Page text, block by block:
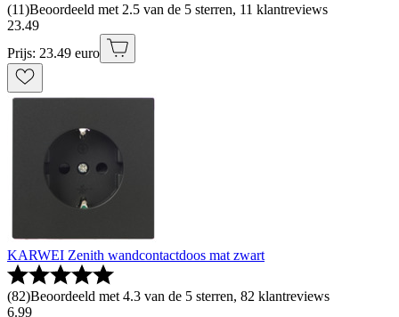
(11)Beoordeeld met 2.5 van de 5 sterren, 11 klantreviews
23.49
Prijs: 23.49 euro
KARWEI Zenith wandcontactdoos mat zwart
(82)Beoordeeld met 4.3 van de 5 sterren, 82 klantreviews
6.99